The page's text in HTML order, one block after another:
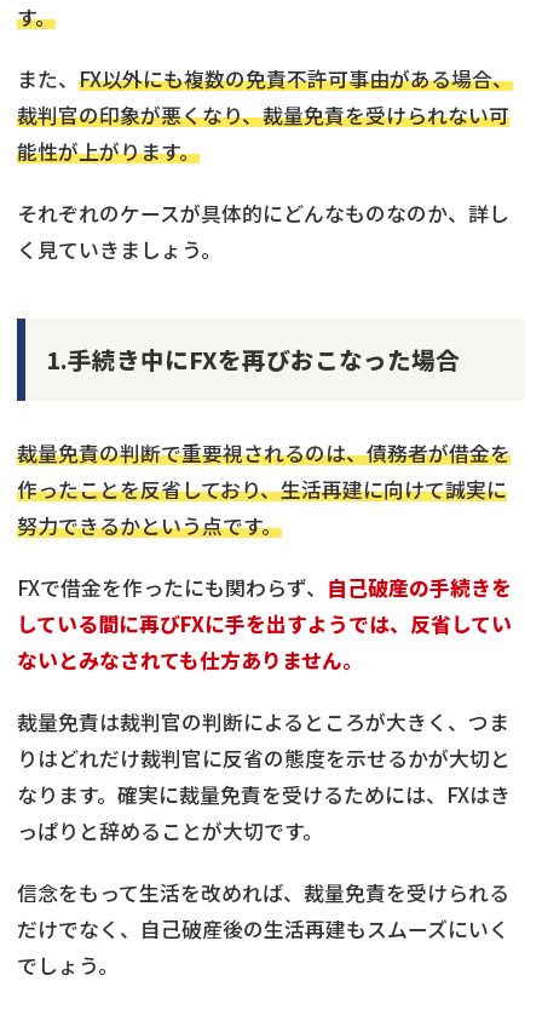
す。
また、 FX以外にも複数の免責不許可事由がある場合、
裁判官の印象が悪くなり、裁量免責を受けられない可
能性が上がります。
それぞれのケースが具体的にどんなものなのか、詳し
く見ていきましょう。
1.手続き中にFXを再びおこなった場合
裁量免責の判断で重要視されるのは、債務者が借金を
作ったことを反省しており、生活再建に向けて誠実に
努力できるかという点です。
FXで借金を作ったにも関わらず、 自己破産の手続きを
している間に再びFXに手を出すようでは、反省してい
ないとみなされても仕方ありません。
裁量免責は裁判官の判断によるところが大きく、つま
りはどれだけ裁判官に反省の態度を示せるかが大切と
なります。確実に裁量免責を受けるためには、FXはき
っぱりと辞めることが大切です。
信念をもって生活を改めれば、裁量免責を受けられる
だけでなく、自己破産後の生活再建もスムーズにいく
でしょう。